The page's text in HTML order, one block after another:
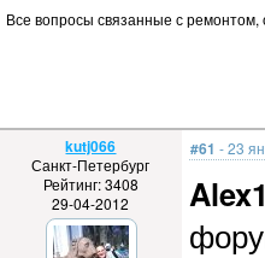
Все вопросы связанные с ремонтом,
kutj066
Санкт-Петербург
Рейтинг: 3408
29-04-2012
#61 - 23